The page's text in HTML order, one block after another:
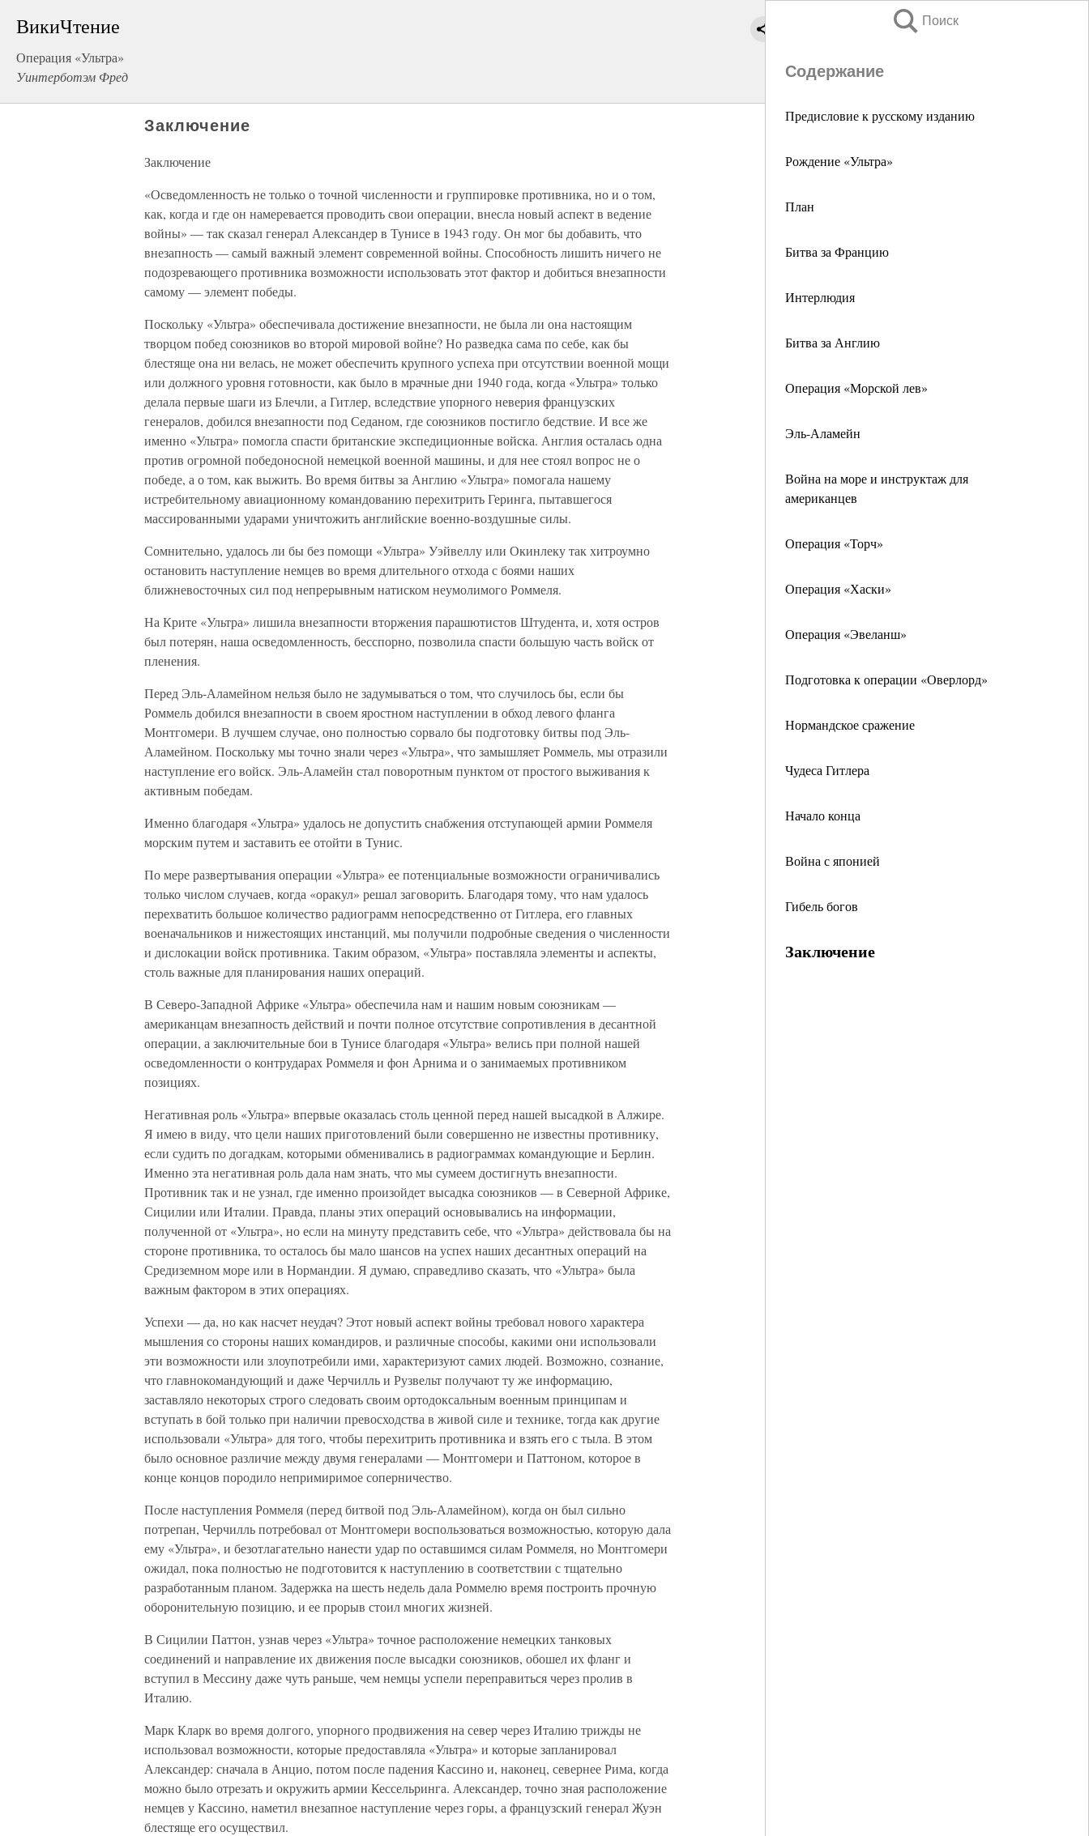
ВикиЧтение
Операция «Ультра»
Уинтерботэм Фред
Поиск
Содержание
Предисловие к русскому изданию
Рождение «Ультра»
План
Битва за Францию
Интерлюдия
Битва за Англию
Операция «Морской лев»
Эль-Аламейн
Война на море и инструктаж для
американцев
Операция «Торч»
Операция «Хаски»
Операция «Эвеланш»
Подготовка к операции «Оверлорд»
Нормандское сражение
Чудеса Гитлера
Начало конца
Война с японией
Гибель богов
Заключение
Заключение
Заключение
«Осведомленность не только о точной численности и группировке противника, но и о том,
как, когда и где он намеревается проводить свои операции, внесла новый аспект в ведение
войны» — так сказал генерал Александер в Тунисе в 1943 году. Он мог бы добавить, что
внезапность — самый важный элемент современной войны. Способность лишить ничего не
подозревающего противника возможности использовать этот фактор и добиться внезапности
самому — элемент победы.
Поскольку «Ультра» обеспечивала достижение внезапности, не была ли она настоящим
творцом побед союзников во второй мировой войне? Но разведка сама по себе, как бы
блестяще она ни велась, не может обеспечить крупного успеха при отсутствии военной мощи
или должного уровня готовности, как было в мрачные дни 1940 года, когда «Ультра» только
делала первые шаги из Блечли, а Гитлер, вследствие упорного неверия французских
генералов, добился внезапности под Седаном, где союзников постигло бедствие. И все же
именно «Ультра» помогла спасти британские экспедиционные войска. Англия осталась одна
против огромной победоносной немецкой военной машины, и для нее стоял вопрос не о
победе, а о том, как выжить. Во время битвы за Англию «Ультра» помогала нашему
истребительному авиационному командованию перехитрить Геринга, пытавшегося
массированными ударами уничтожить английские военно-воздушные силы.
Сомнительно, удалось ли бы без помощи «Ультра» Уэйвеллу или Окинлеку так хитроумно
остановить наступление немцев во время длительного отхода с боями наших
ближневосточных сил под непрерывным натиском неумолимого Роммеля.
На Крите «Ультра» лишила внезапности вторжения парашютистов Штудента, и, хотя остров
был потерян, наша осведомленность, бесспорно, позволила спасти большую часть войск от
пленения.
Перед Эль-Аламейном нельзя было не задумываться о том, что случилось бы, если бы
Роммель добился внезапности в своем яростном наступлении в обход левого фланга
Монтгомери. В лучшем случае, оно полностью сорвало бы подготовку битвы под Эль-
Аламейном. Поскольку мы точно знали через «Ультра», что замышляет Роммель, мы отразили
наступление его войск. Эль-Аламейн стал поворотным пунктом от простого выживания к
активным победам.
Именно благодаря «Ультра» удалось не допустить снабжения отступающей армии Роммеля
морским путем и заставить ее отойти в Тунис.
По мере развертывания операции «Ультра» ее потенциальные возможности ограничивались
только числом случаев, когда «оракул» решал заговорить. Благодаря тому, что нам удалось
перехватить большое количество радиограмм непосредственно от Гитлера, его главных
военачальников и нижестоящих инстанций, мы получили подробные сведения о численности
и дислокации войск противника. Таким образом, «Ультра» поставляла элементы и аспекты,
столь важные для планирования наших операций.
В Северо-Западной Африке «Ультра» обеспечила нам и нашим новым союзникам —
американцам внезапность действий и почти полное отсутствие сопротивления в десантной
операции, а заключительные бои в Тунисе благодаря «Ультра» велись при полной нашей
осведомленности о контрударах Роммеля и фон Арнима и о занимаемых противником
позициях.
Негативная роль «Ультра» впервые оказалась столь ценной перед нашей высадкой в Алжире.
Я имею в виду, что цели наших приготовлений были совершенно не известны противнику,
если судить по догадкам, которыми обменивались в радиограммах командующие и Берлин.
Именно эта негативная роль дала нам знать, что мы сумеем достигнуть внезапности.
Противник так и не узнал, где именно произойдет высадка союзников — в Северной Африке,
Сицилии или Италии. Правда, планы этих операций основывались на информации,
полученной от «Ультра», но если на минуту представить себе, что «Ультра» действовала бы на
стороне противника, то осталось бы мало шансов на успех наших десантных операций на
Средиземном море или в Нормандии. Я думаю, справедливо сказать, что «Ультра» была
важным фактором в этих операциях.
Успехи — да, но как насчет неудач? Этот новый аспект войны требовал нового характера
мышления со стороны наших командиров, и различные способы, какими они использовали
эти возможности или злоупотребили ими, характеризуют самих людей. Возможно, сознание,
что главнокомандующий и даже Черчилль и Рузвельт получают ту же информацию,
заставляло некоторых строго следовать своим ортодоксальным военным принципам и
вступать в бой только при наличии превосходства в живой силе и технике, тогда как другие
использовали «Ультра» для того, чтобы перехитрить противника и взять его с тыла. В этом
было основное различие между двумя генералами — Монтгомери и Паттоном, которое в
конце концов породило непримиримое соперничество.
После наступления Роммеля (перед битвой под Эль-Аламейном), когда он был сильно
потрепан, Черчилль потребовал от Монтгомери воспользоваться возможностью, которую дала
ему «Ультра», и безотлагательно нанести удар по оставшимся силам Роммеля, но Монтгомери
ожидал, пока полностью не подготовится к наступлению в соответствии с тщательно
разработанным планом. Задержка на шесть недель дала Роммелю время построить прочную
оборонительную позицию, и ее прорыв стоил многих жизней.
В Сицилии Паттон, узнав через «Ультра» точное расположение немецких танковых
соединений и направление их движения после высадки союзников, обошел их фланг и
вступил в Мессину даже чуть раньше, чем немцы успели переправиться через пролив в
Италию.
Марк Кларк во время долгого, упорного продвижения на север через Италию трижды не
использовал возможности, которые предоставляла «Ультра» и которые запланировал
Александер: сначала в Анцио, потом после падения Кассино и, наконец, севернее Рима, когда
можно было отрезать и окружить армии Кессельринга. Александер, точно зная расположение
немцев у Кассино, наметил внезапное наступление через горы, а французский генерал Жуэн
блестяще его осуществил.